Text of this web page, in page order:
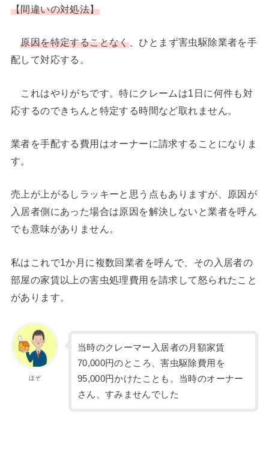
【間違いの対処法】
原因を特定することなく、ひとまず害虫駆除業者を手
配して対応する。
これはやりがちです。特にクレームは1日に何件も対
応するのできちんと特定する時間など取れません。
業者を手配する費用はオーナーに請求することになりま
す。
売上が上がるしラッキーと思う点もありますが、原因が
入居者側にあった場合は原因を解決しないと業者を呼ん
でも意味がありません。
私はこれで1か月に複数回業者を呼んで、その入居者の
部屋の家賃以上の害虫処理費用を請求して怒られたこと
があります。
ほぞ
当時のクレーマー入居者の月額家賃
70,000円のところ、害虫駆除費用を
95,000円かけたことも。当時のオーナー
さん、すみませんでした